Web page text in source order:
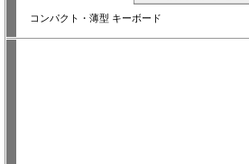
コンパクト・薄型 キーボード